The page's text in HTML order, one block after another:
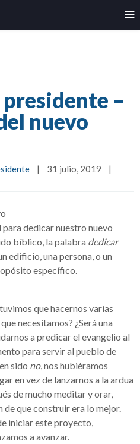
–
nuevo
| 31 julio, 2019 |
dedicar nuestro nuevo
bíblico, la palabra dedicar
edificio, una persona, o un
específico.
que hacernos varias
necesitamos? ¿Será una
a predicar el evangelio al
para servir al pueblo de
sido no, nos hubiéramos
en vez de lanzarnos a la ardua
de mucho meditar y orar,
de que construir era lo mejor.
iniciar este proyecto,
a avanzar.